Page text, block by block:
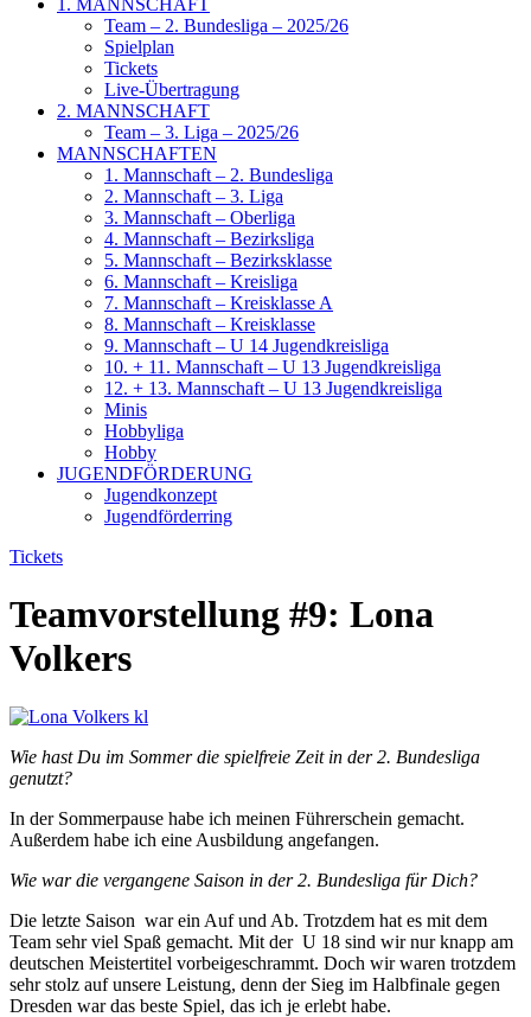
1. MANNSCHAFT
Team – 2. Bundesliga – 2025/26
Spielplan
Tickets
Live-Übertragung
2. MANNSCHAFT
Team – 3. Liga – 2025/26
MANNSCHAFTEN
1. Mannschaft – 2. Bundesliga
2. Mannschaft – 3. Liga
3. Mannschaft – Oberliga
4. Mannschaft – Bezirksliga
5. Mannschaft – Bezirksklasse
6. Mannschaft – Kreisliga
7. Mannschaft – Kreisklasse A
8. Mannschaft – Kreisklasse
9. Mannschaft – U 14 Jugendkreisliga
10. + 11. Mannschaft – U 13 Jugendkreisliga
12. + 13. Mannschaft – U 13 Jugendkreisliga
Minis
Hobbyliga
Hobby
JUGENDFÖRDERUNG
Jugendkonzept
Jugendförderring
Tickets
Teamvorstellung #9: Lona
Volkers
Wie hast Du im Sommer die spielfreie Zeit in der 2. Bundesliga
genutzt?
In der Sommerpause habe ich meinen Führerschein gemacht.
Außerdem habe ich eine Ausbildung angefangen.
Wie war die vergangene Saison in der 2. Bundesliga für Dich?
Die letzte Saison war ein Auf und Ab. Trotzdem hat es mit dem
Team sehr viel Spaß gemacht. Mit der U 18 sind wir nur knapp am
deutschen Meistertitel vorbeigeschrammt. Doch wir waren trotzdem
sehr stolz auf unsere Leistung, denn der Sieg im Halbfinale gegen
Dresden war das beste Spiel, das ich je erlebt habe.